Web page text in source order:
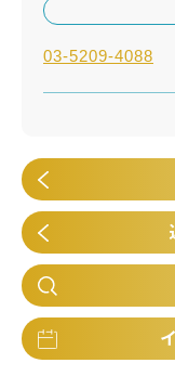
03-5209-4088